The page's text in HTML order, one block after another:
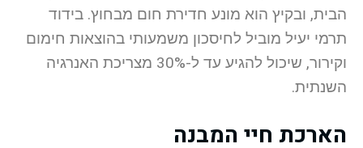
הבית, ובקיץ הוא מונע חדירת חום מבחוץ. בידוד
תרמי יעיל מוביל לחיסכון משמעותי בהוצאות חימום
וקירור, שיכול להגיע עד ל-30% מצריכת האנרגיה
השנתית.
הארכת חיי המבנה